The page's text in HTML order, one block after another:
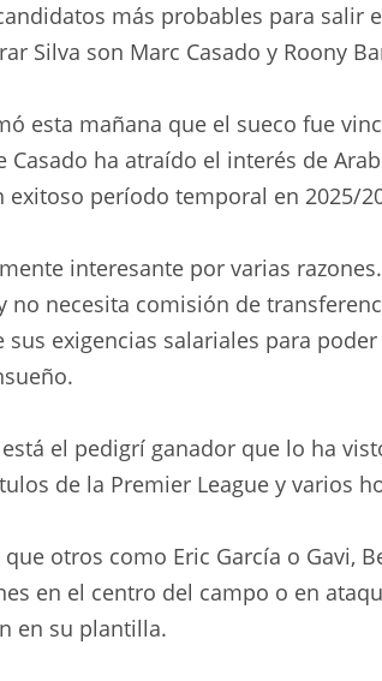
más probables para salir
Silva son Marc Casado y Roony
esta mañana que el sueco fue
Casado ha atraído el interés de
exitoso período temporal en 2025/
interesante por varias
no necesita comisión de
exigencias salariales para
el pedigrí ganador que lo ha
de la Premier League y varios
otros como Eric García o Gavi,
en el centro del campo o en
en su plantilla.